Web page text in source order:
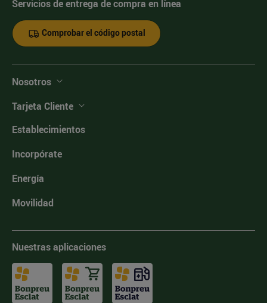
Servicios de entrega de compra en línea
Comprobar el código postal
Nosotros
Tarjeta Cliente
Establecimientos
Incorpórate
Energía
Movilidad
Nuestras aplicaciones